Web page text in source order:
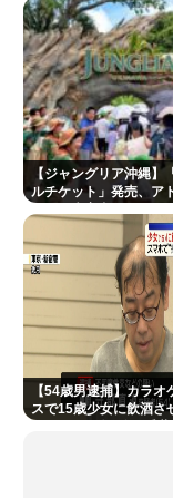
「
素”をふんだん
夏休み全く面
フォント、値
在留カードの
たいしててこ
左ハンドル車
投資とかNISA
ルタントに相
楽しんご “元
私見…
ジャンポケ斎
せん」
Powered by
【ジャングリア沖縄】
ルチケット」発売、ア
飲み放題、スパ利用、
料…大人29700円
【54歳男逮捕】カラオ
スで15歳少女に飲酒さ